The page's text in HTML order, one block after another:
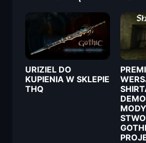
URIZIEL DO
KUPIENIA W SKLEPIE
THQ